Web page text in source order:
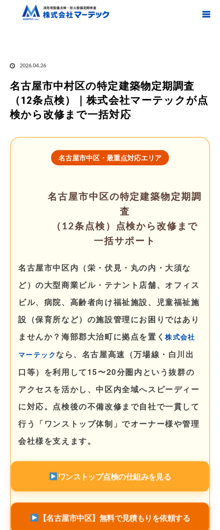
ブログ
消防設備点検 名古屋市中村区の特定建築物定期調査（12条
2026.04.26
名古屋市中村区の特定建築物定期調査
（12条点検）｜株式会社マーテックが点
検から改修まで一括対応
名古屋市中区・最重点対応エリア
名古屋市中区の特定建築物定期調
査
（12条点検）点検から改修まで
一括サポート
名古屋市中区内（栄・伏見・丸の内・大須な
ど）の大型商業ビル・テナント店舗、オフィス
ビル、病院、高齢者向け福祉施設、児童福祉施
設（保育所など）の施設管理にお困りではあり
ませんか？海部郡大治町に拠点を置く株式会社
マーテックなら、名古屋高速（万場線・白川出
口等）を利用して15〜20分圏内という抜群の
アクセスを活かし、中区内全域へスピーディー
に対応。点検後の不備改修まで自社で一貫して
行う「ワンストップ体制」でオーナー様や管理
会社様を支えます。
ワンストップ点検の仕組みを見る
【名古屋市中区】無料で見積もりを依頼する